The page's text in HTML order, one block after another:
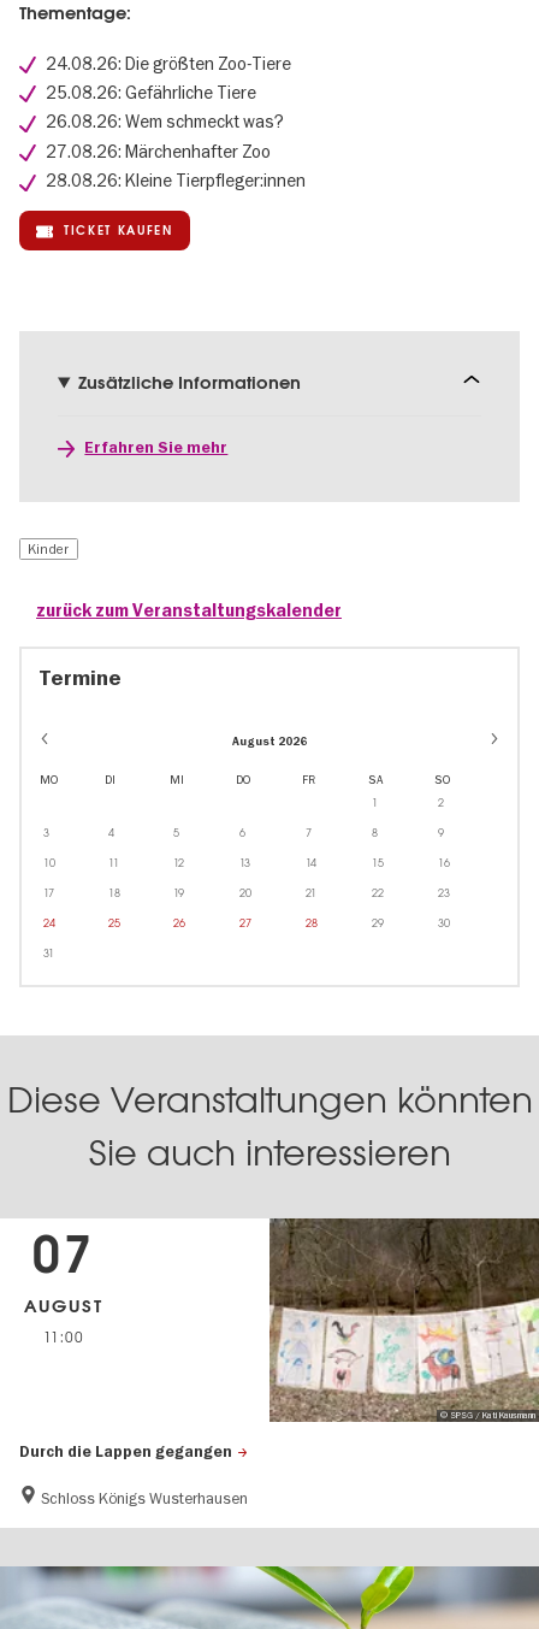
Thementage:
24.08.26: Die größten Zoo-Tiere
25.08.26: Gefährliche Tiere
26.08.26: Wem schmeckt was?
27.08.26: Märchenhafter Zoo
28.08.26: Kleine Tierpfleger:innen
TICKET KAUFEN
Zusätzliche Informationen
Erfahren Sie mehr
Kinder
zurück zum Veranstaltungskalender
Termine
August 2026
MO DI MI DO FR SA SO
1 2
3 4 5 6 7 8 9
10 11 12 13 14 15 16
17 18 19 20 21 22 23
24 25 26 27 28 29 30
31
Diese Veranstaltungen könnten
Sie auch interessieren
Durch die Lappen gegangen
Schloss Königs Wusterhausen
07
AUGUST
11:00
© SPSG / Kati Kausmann